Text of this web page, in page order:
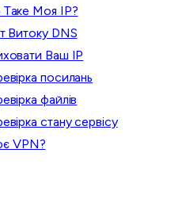
Моя IP?
Витоку DNS
Ваш IP
посилань
файлів
стану сервісу
VPN?